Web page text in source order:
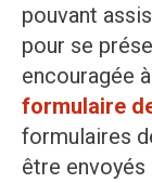
pouvant
pour se
encouragée
formulaire
formulaires
être envoyés